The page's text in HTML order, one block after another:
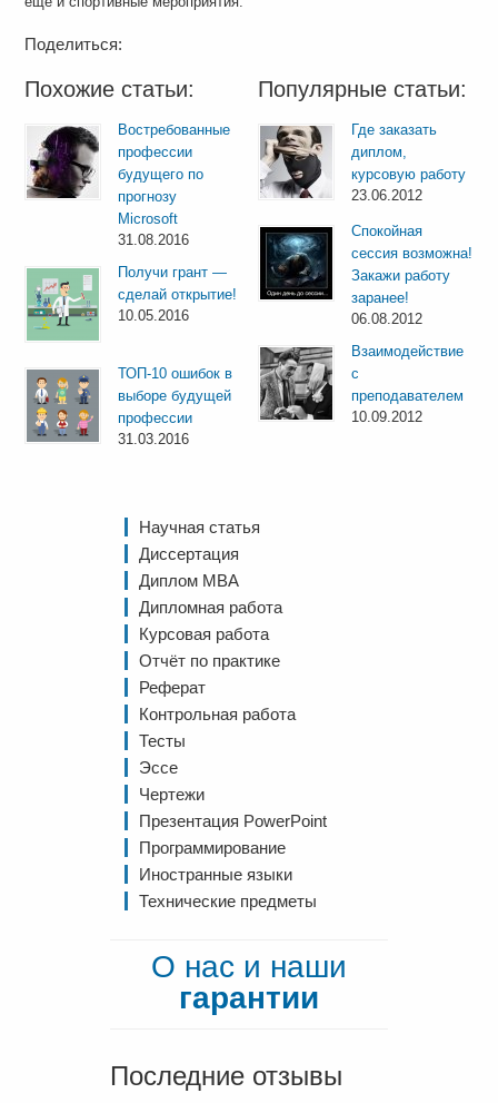
Поделиться:
Похожие статьи:
Востребованные
профессии
будущего по
прогнозу
Microsoft
31.08.2016
Получи грант —
сделай открытие!
10.05.2016
ТОП-10 ошибок в
выборе будущей
профессии
31.03.2016
Популярные статьи:
Где заказать
диплом,
курсовую работу
23.06.2012
Спокойная
сессия возможна!
Закажи работу
заранее!
06.08.2012
Взаимодействие
с
преподавателем
10.09.2012
Научная статья
Диссертация
Диплом MBA
Дипломная работа
Курсовая работа
Отчёт по практике
Реферат
Контрольная работа
Тесты
Эссе
Чертежи
Презентация PowerPoint
Программирование
Иностранные языки
Технические предметы
О нас и наши
гарантии
Последние отзывы